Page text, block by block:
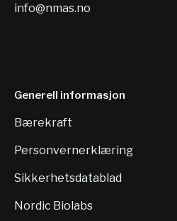
info@nmas.no
Generell informasjon
Bærekraft
Personvernerklæring
Sikkerhetsdatablad
Nordic Biolabs